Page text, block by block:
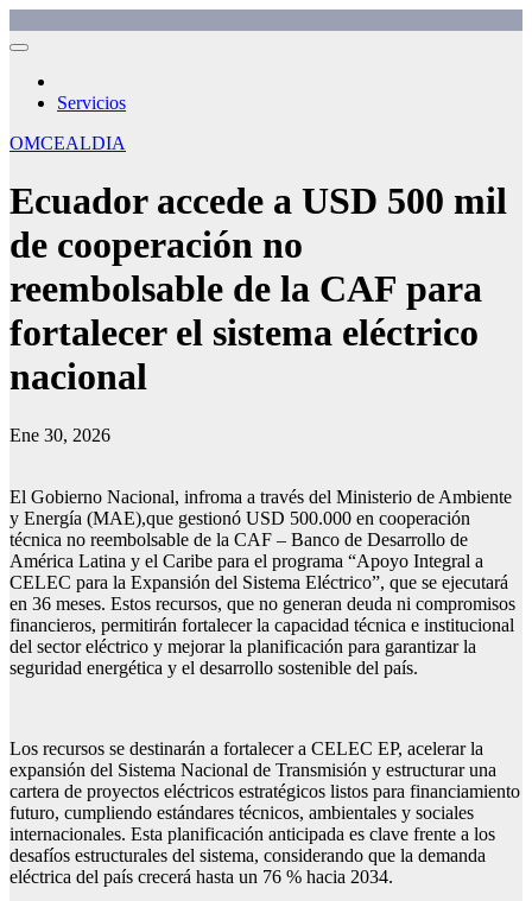
al
Servicios
OMCEALDIA
Ecuador accede a USD 500 mil
de cooperación no
reembolsable de la CAF para
fortalecer el sistema eléctrico
nacional
Ene 30, 2026
El Gobierno Nacional, infroma a través del Ministerio de Ambiente
y Energía (MAE),que gestionó USD 500.000 en cooperación
técnica no reembolsable de la CAF – Banco de Desarrollo de
América Latina y el Caribe para el programa “Apoyo Integral a
CELEC para la Expansión del Sistema Eléctrico”, que se ejecutará
en 36 meses. Estos recursos, que no generan deuda ni compromisos
financieros, permitirán fortalecer la capacidad técnica e institucional
del sector eléctrico y mejorar la planificación para garantizar la
seguridad energética y el desarrollo sostenible del país.
Los recursos se destinarán a fortalecer a CELEC EP, acelerar la
expansión del Sistema Nacional de Transmisión y estructurar una
cartera de proyectos eléctricos estratégicos listos para financiamiento
futuro, cumpliendo estándares técnicos, ambientales y sociales
internacionales. Esta planificación anticipada es clave frente a los
desafíos estructurales del sistema, considerando que la demanda
eléctrica del país crecerá hasta un 76 % hacia 2034.